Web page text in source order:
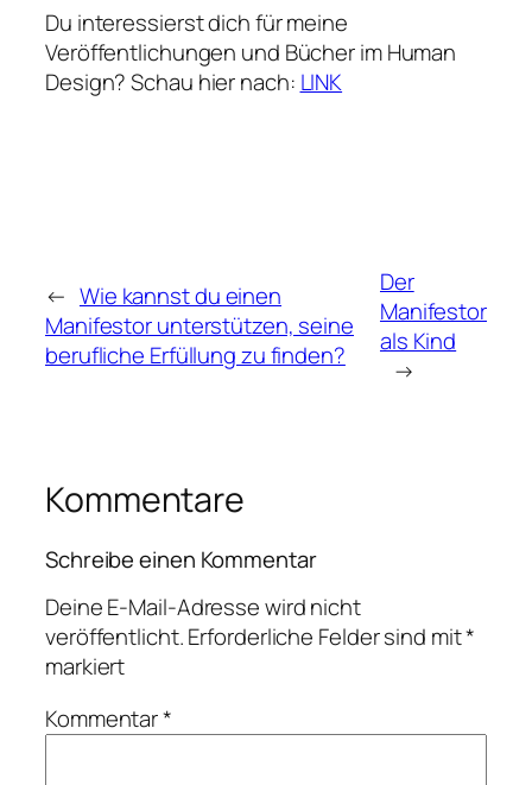
Du interessierst dich für meine
Veröffentlichungen und Bücher im Human
Design? Schau hier nach: LINK
← Wie kannst du einen
Manifestor unterstützen, seine
berufliche Erfüllung zu finden?
Der
Manifestor
als Kind
→
Kommentare
Schreibe einen Kommentar
Deine E-Mail-Adresse wird nicht
veröffentlicht.Erforderliche Felder sind mit*
markiert
Kommentar*